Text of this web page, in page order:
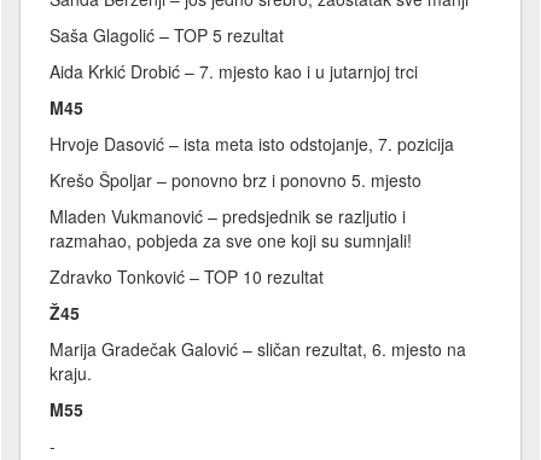
Saša Glagolić – TOP 5 rezultat
Aida Krkić Drobić – 7. mjesto kao i u jutarnjoj trci
M45
Hrvoje Dasović – ista meta isto odstojanje, 7. pozicija
Krešo Špoljar – ponovno brz i ponovno 5. mjesto
Mladen Vukmanović – predsjednik se razljutio i
razmahao, pobjeda za sve one koji su sumnjali!
Zdravko Tonković – TOP 10 rezultat
Ž45
Marija Gradečak Galović – sličan rezultat, 6. mjesto na
kraju.
M55
-